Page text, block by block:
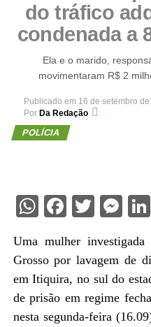
do tráfico
condenada a
Ela e o marido,
movimentaram R$ 2
Publicado em 16 de setembro
Por Da Redação
POLÍCIA
WhatsApp
Uma mulher
Grosso por lavagem de
em Itiquira, no sul do
de prisão em regime
nesta segunda-feira